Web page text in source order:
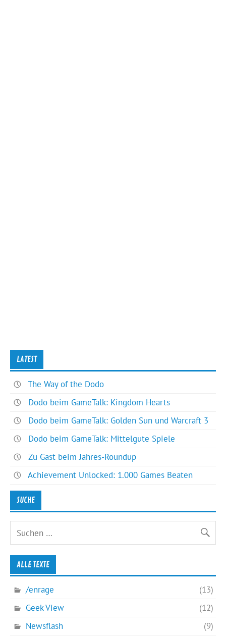
LATEST
The Way of the Dodo
Dodo beim GameTalk: Kingdom Hearts
Dodo beim GameTalk: Golden Sun und Warcraft 3
Dodo beim GameTalk: Mittelgute Spiele
Zu Gast beim Jahres-Roundup
Achievement Unlocked: 1.000 Games Beaten
SUCHE
ALLE TEXTE
/enrage
(13)
Geek View
(12)
Newsflash
(9)